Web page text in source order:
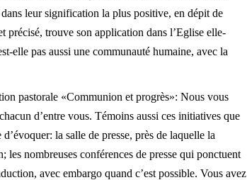
leur signification la plus positive, en dépit de
précisé, trouve son application dans l’Eglise elle-
elle pas aussi une communauté humaine, avec la
pastorale «Communion et progrès»: Nous vous
d’entre vous. Témoins aussi ces initiatives que
la salle de presse, près de laquelle la
les nombreuses conférences de presse qui ponctuent
avec embargo quand c’est possible. Vous avez